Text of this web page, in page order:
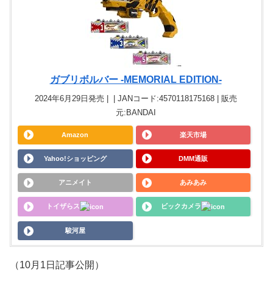
ガブリボルバー -MEMORIAL EDITION-
2024年6月29日発売 | | JANコード:4570118175168 | 販売
元:BANDAI
Amazon 楽天市場
Yahoo!ショッピング DMM通販
アニメイト あみあみ
トイザらス ビックカメラ
駿河屋
（10月1日記事公開）